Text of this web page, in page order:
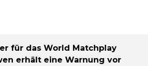
für das World Matchplay
erhält eine Warnung vor